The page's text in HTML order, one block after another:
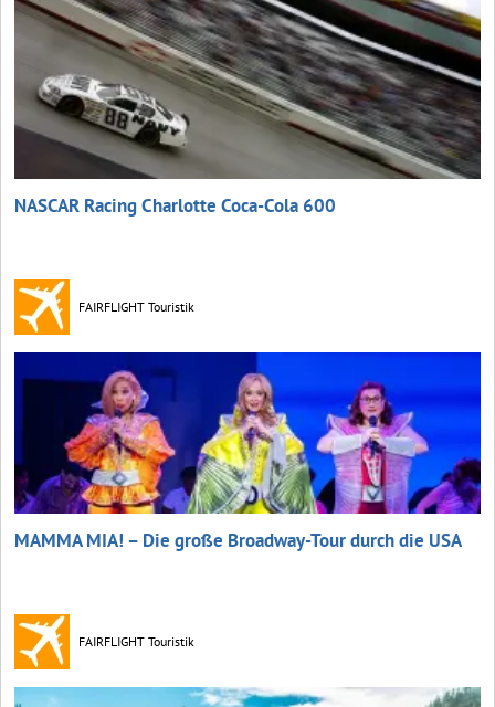
NASCAR Racing Charlotte Coca‑Cola 600
FAIRFLIGHT Touristik
MAMMA MIA! – Die große Broadway-Tour durch die USA
FAIRFLIGHT Touristik